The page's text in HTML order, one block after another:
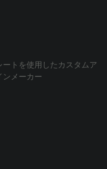
トを使用したカスタムア
ンメーカー